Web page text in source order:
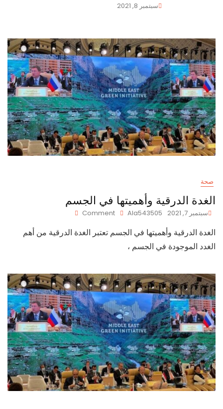
سبتمبر 8, 2021
صحة
الغدة الدرقية وأهميتها في الجسم
سبتمبر 7, 2021 Ala543505
Comment
الدرقية
الغدة الدرقية وأهميتها في الجسم تعتبر الغدة الدرقية من أهم
الغدد الموجودة في الجسم ،